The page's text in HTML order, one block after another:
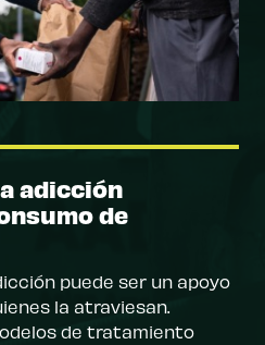
adicción
de
puede ser un apoyo
la atraviesan.
de tratamiento